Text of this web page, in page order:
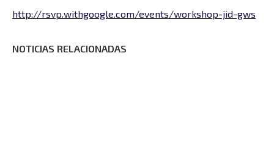
http://rsvp.withgoogle.com/events/workshop-jid-gws
NOTICIAS RELACIONADAS